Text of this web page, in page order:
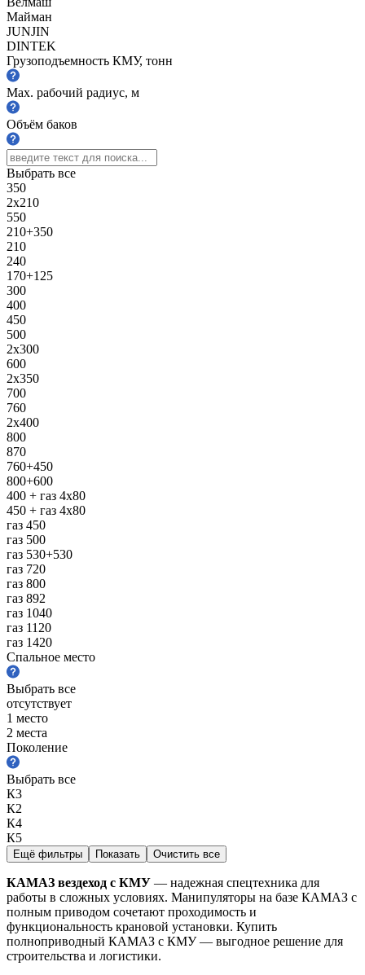
Майман
JUNJIN
DINTEK
Грузоподъемность КМУ, тонн
Max. рабочий радиус, м
Объём баков
Выбрать все
350
2х210
550
210+350
210
240
170+125
300
400
450
500
2х300
600
2х350
700
760
2х400
800
870
760+450
800+600
400 + газ 4х80
450 + газ 4х80
газ 450
газ 500
газ 530+530
газ 720
газ 800
газ 892
газ 1040
газ 1120
газ 1420
Спальное место
Выбрать все
отсутствует
1 место
2 места
Поколение
Выбрать все
К3
К2
К4
К5
Ещё фильтры Показать Очистить все
КАМАЗ вездеход с КМУ — надежная спецтехника для
работы в сложных условиях. Манипуляторы на базе КАМАЗ с
полным приводом сочетают проходимость и
функциональность крановой установки. Купить
полноприводный КАМАЗ с КМУ — выгодное решение для
строительства и логистики.